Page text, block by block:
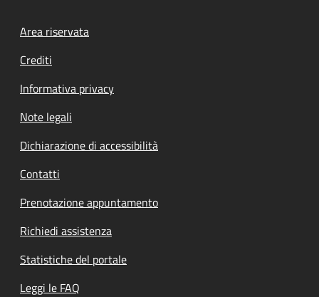
Footer menu
Area riservata
Crediti
Informativa privacy
Note legali
Dichiarazione di accessibilità
Contatti
Prenotazione appuntamento
Richiedi assistenza
Statistiche del portale
Leggi le FAQ